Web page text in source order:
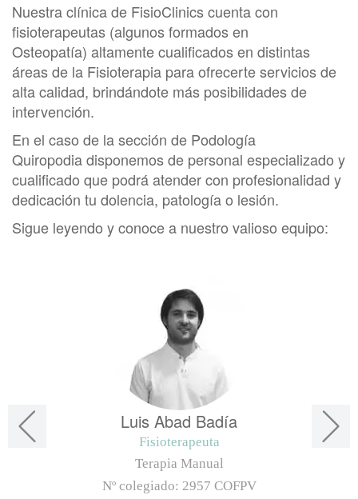
Nuestra clínica de FisioClinics cuenta con
fisioterapeutas (algunos formados en
Osteopatía) altamente cualificados en distintas
áreas de la Fisioterapia para ofrecerte servicios de
alta calidad, brindándote más posibilidades de
intervención.
En el caso de la sección de Podología
Quiropodia disponemos de personal especializado y
cualificado que podrá atender con profesionalidad y
dedicación tu dolencia, patología o lesión.
Sigue leyendo y conoce a nuestro valioso equipo:
Luis Abad Badía
Fisioterapeuta
Terapia Manual
Nº colegiado: 2957 COFPV